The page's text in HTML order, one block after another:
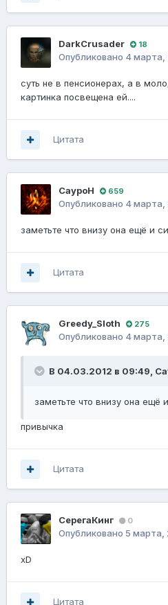
DarkCrusader 18
Опубликовано 4 марта,
суть не в пенсионерах, а в
картинка посвещена ей....
Цитата
СауроН 659
Опубликовано 4 марта,
заметьте что внизу она ещё и
Цитата
Greedy_Sloth 275
Опубликовано 4 марта,
В 04.03.2012 в 09:49,
заметьте что внизу она ещё
привычка
Цитата
СерегаКинг 0
Опубликовано 5 марта,
xD
Цитата